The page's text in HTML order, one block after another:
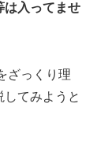
は入ってませ
ざっくり理
てみようと